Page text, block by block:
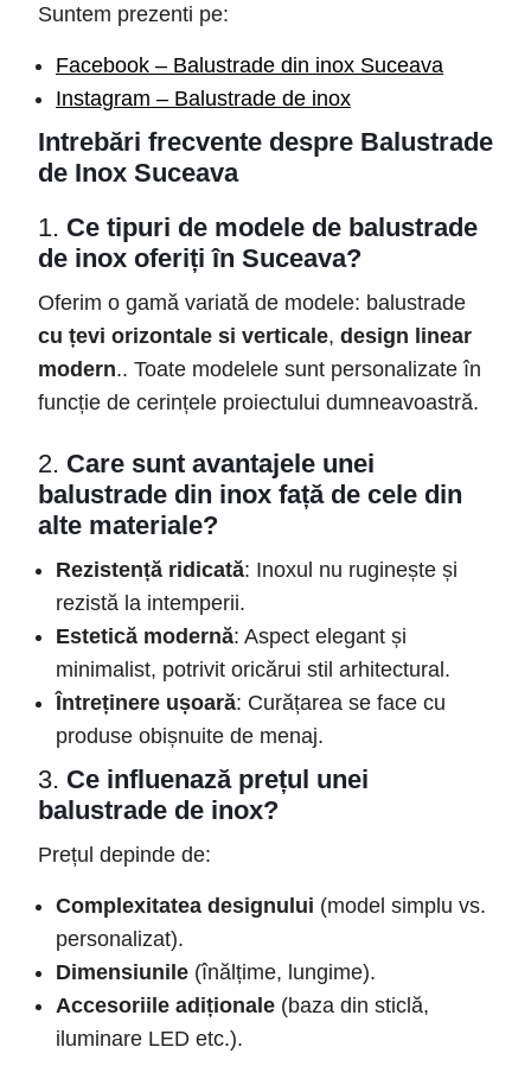
Suntem prezenti pe:
Facebook – Balustrade din inox Suceava
Instagram – Balustrade de inox
Intrebări frecvente despre Balustrade
de Inox Suceava
1. Ce tipuri de modele de balustrade
de inox oferiți în Suceava?
Oferim o gamă variată de modele: balustrade
cu țevi orizontale si verticale, design linear
modern.. Toate modelele sunt personalizate în
funcție de cerințele proiectului dumneavoastră.
2. Care sunt avantajele unei
balustrade din inox față de cele din
alte materiale?
Rezistență ridicată: Inoxul nu ruginește și
rezistă la intemperii.
Estetică modernă: Aspect elegant și
minimalist, potrivit oricărui stil arhitectural.
Întreținere ușoară: Curățarea se face cu
produse obișnuite de menaj.
3. Ce influenază prețul unei
balustrade de inox?
Prețul depinde de:
Complexitatea designului (model simplu vs.
personalizat).
Dimensiunile (înălțime, lungime).
Accesoriile adiționale (baza din sticlă,
iluminare LED etc.).